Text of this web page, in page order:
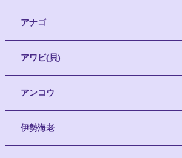
アナゴ
アワビ(貝)
アンコウ
伊勢海老